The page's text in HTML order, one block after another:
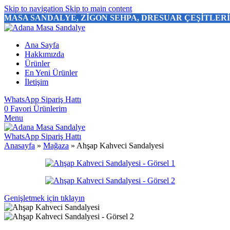
Skip to navigation Skip to main content
MASA SANDALYE, ZİGON SEHPA, DRESUAR
Ana Sayfa
Hakkımızda
Ürünler
En Yeni Ürünler
İletişim
WhatsApp Sipariş Hattı
0 Favori Ürünlerim
Menu
WhatsApp Sipariş Hattı
Anasayfa » Mağaza » Ahşap Kahveci Sandalyesi
Genişletmek için tıklayın